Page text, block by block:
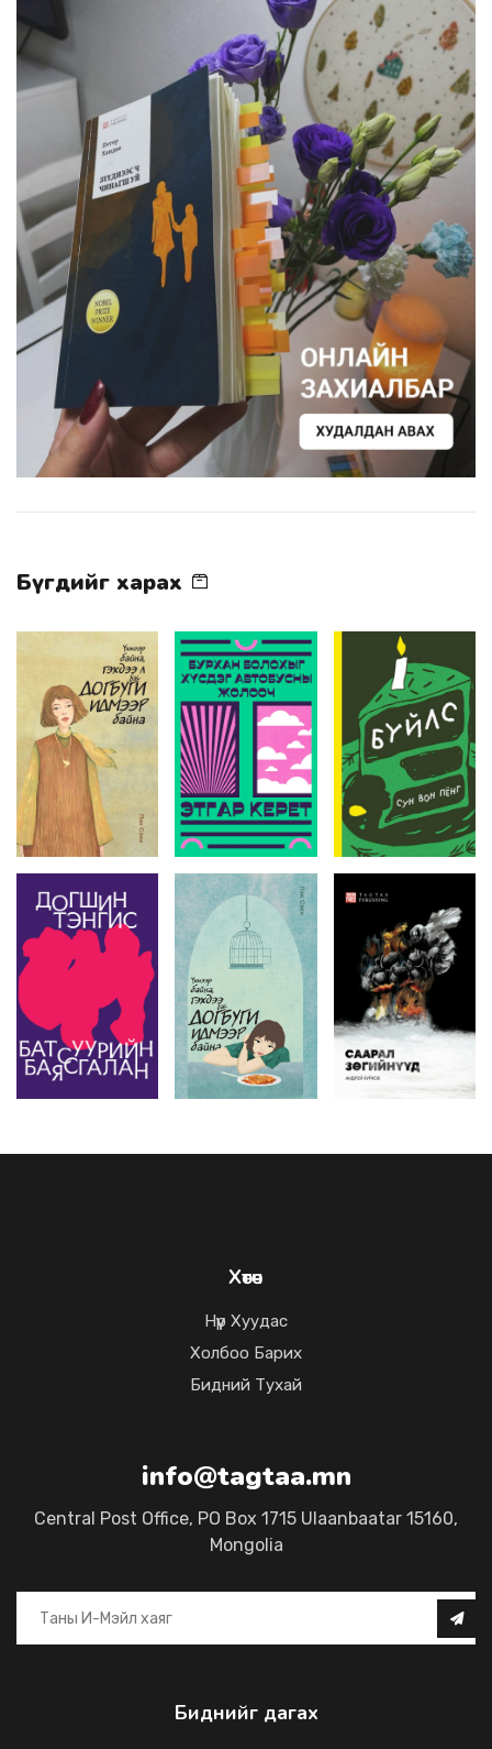
Бүгдийг харах
Хөтөч
Нүүр Хуудас
Холбоо Барих
Бидний Тухай
info@tagtaa.mn
Central Post Office, PO Box 1715 Ulaanbaatar 15160,
Mongolia
Биднийг дагах